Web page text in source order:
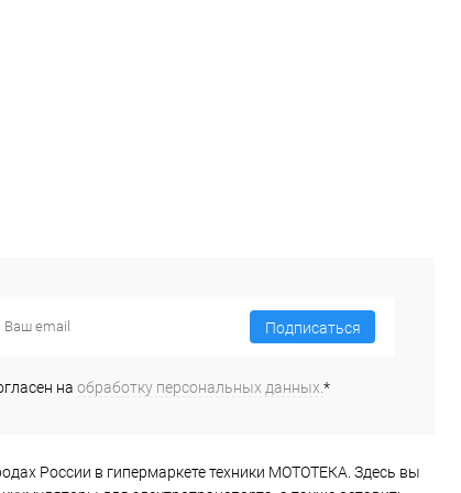
Подписаться
на обработку персональных данных. *
России в гипермаркете техники МОТОТЕКА. Здесь вы